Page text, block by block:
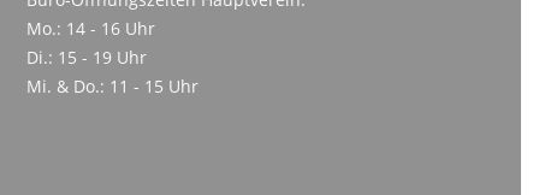
Mo.: 14 - 16 Uhr
Di.: 15 - 19 Uhr
Mi. & Do.: 11 - 15 Uhr